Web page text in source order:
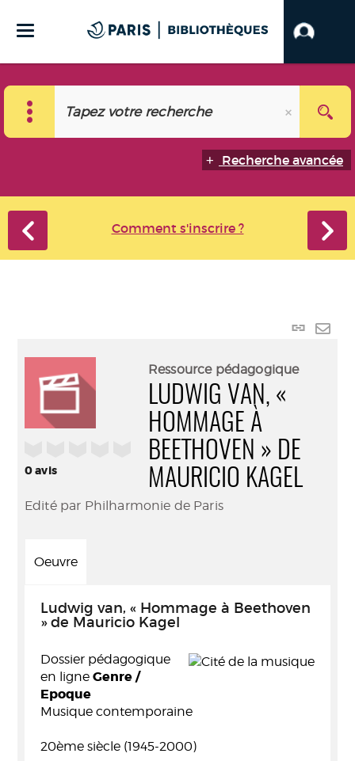
Recherche avancée
Comment s'inscrire ?
Lien
0avis
Ressource pédagogique
LUDWIG VAN, «
HOMMAGE À
BEETHOVEN » DE
MAURICIO KAGEL
Edité par Philharmonie de Paris
Oeuvre
Ludwig van, « Hommage à Beethoven
» de Mauricio Kagel
Dossier pédagogique
en ligne Genre /
Epoque
Musique contemporaine
20ème siècle (1945-2000)